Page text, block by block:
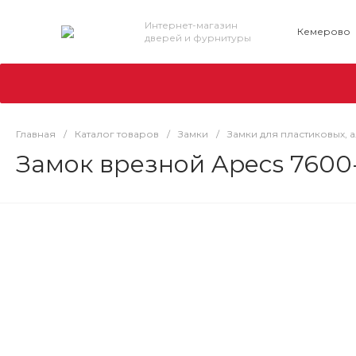
Интернет-магазин
дверей и фурнитуры
Кемерово
Главная / Каталог товаров / Замки / Замки для пластиковых,
Замок врезной Apecs